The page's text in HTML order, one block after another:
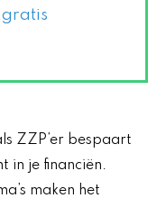
gratis
ZZP’er bespaart
in je financiën.
maken het